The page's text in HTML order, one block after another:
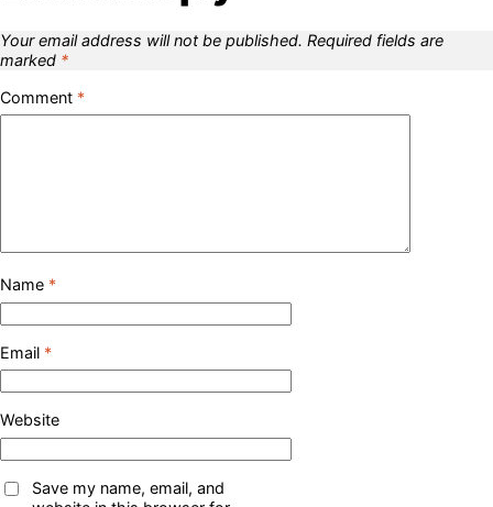
Your email address will not be published. Required fields are
marked *
Comment *
Name *
Email *
Website
Save my name, email, and